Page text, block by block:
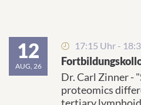
12
AUG, 26
17:15 Uhr -
Dr. Carl Zinner -
proteomics